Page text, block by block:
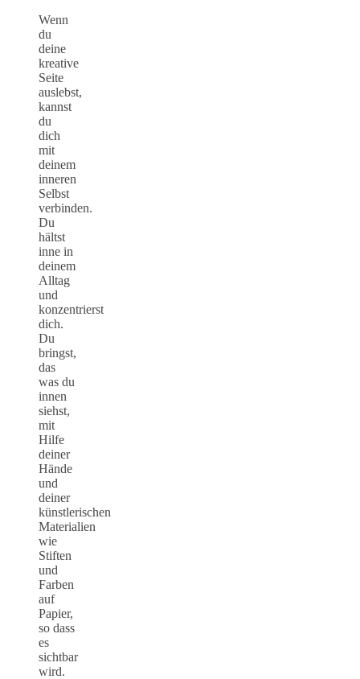
Wenn
du
deine
kreative
Seite
auslebst,
kannst
du
dich
mit
deinem
inneren
Selbst
verbinden.
Du
hältst
inne in
deinem
Alltag
und
konzentrierst
dich.
Du
bringst,
das
was du
innen
siehst,
mit
Hilfe
deiner
Hände
und
deiner
künstlerischen
Materialien
wie
Stiften
und
Farben
auf
Papier,
so dass
es
sichtbar
wird.